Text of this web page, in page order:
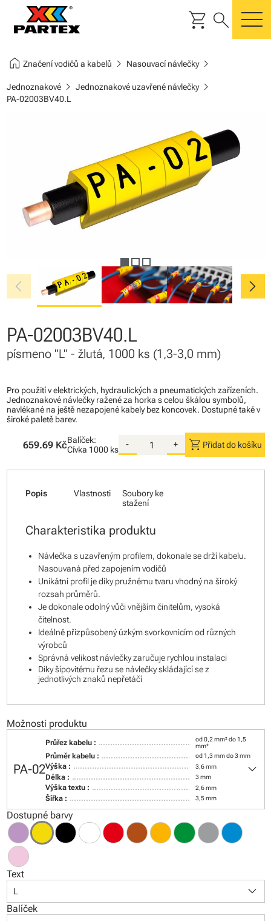
shopping_cart search
home Značení vodičů a kabelů chevron_right Nasouvací návlečkychevron_right
Jednoznakovéchevron_right Jednoznakové uzavřené návlečkychevron_right
PA-02003BV40.L
chevron_left chevron_right
PA-02003BV40.L
písmeno "L" - žlutá, 1000 ks (1,3-3,0 mm)
Pro použití v elektrických, hydraulických a pneumatických zařízeních.
Jednoznakové návlečky ražené za horka s celou škálou symbolů,
navlékané na ještě nezapojené kabely bez koncovek. Dostupné také v
široké paletě barev.
659.69 KčBalíček:
Cívka 1000 ks
- + shopping_cart Přidat do košíku
Popis Vlastnosti
Soubory ke
stažení
Charakteristika produktu
Návlečka s uzavřeným profilem, dokonale se drží kabelu.
Nasouvaná před zapojením vodičů
Unikátní profil je díky pružnému tvaru vhodný na široký
rozsah průměrů.
Je dokonale odolný vůči vnějším činitelům, vysoká
čitelnost.
Ideálně přizpůsobený úzkým svorkovnicím od různých
výrobců
Správná velikost návlečky zaručuje rychlou instalaci
Díky šípovitému řezu se návlečky skládající se z
jednotlivých znaků nepřetáčí
Možnosti produktu
PA-02
Průřez kabelu :
od 0,2 mm² do 1,5
mm²
Průměr kabelu : od 1,3 mm do 3 mm
Výška : 3,6 mm
Délka : 3 mm
Výška textu : 2,6 mm
Šířka : 3,5 mm
keyboard_arrow_down
Dostupné barvy
Text
L keyboard_arrow_down
Balíček